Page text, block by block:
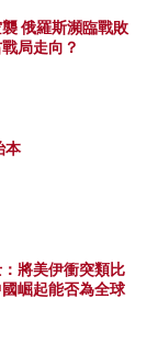
俄羅斯瀕臨戰敗
局走向？
本
將美伊衝突類比
崛起能否為全球